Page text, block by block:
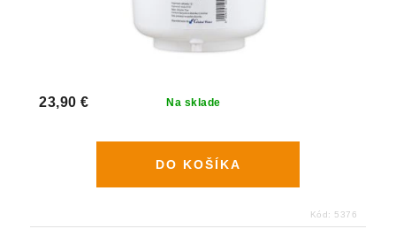
Na sklade
23,90 €
DO KOŠÍKA
Kód: 5376